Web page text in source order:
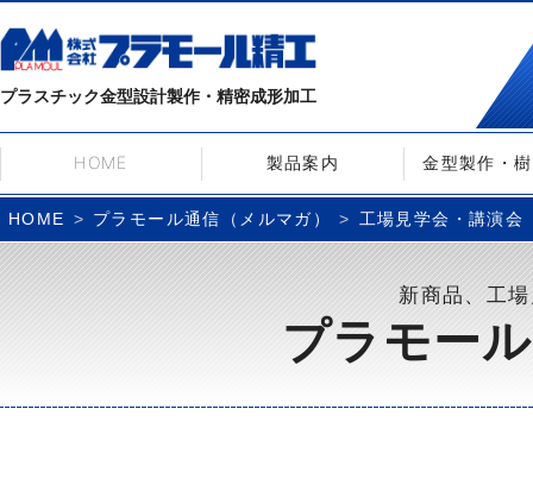
プラスチック金型設計製作・精密成形加工
HOME 製品案内 金型製作・
HOME プラモール通信（メルマガ） 工場見学会・講演会
新商品、工
プラモー